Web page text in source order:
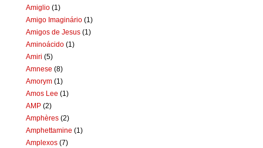
Amiglio (1)
Amigo Imaginário (1)
Amigos de Jesus (1)
Aminoácido (1)
Amiri (5)
Amnese (8)
Amorym (1)
Amos Lee (1)
AMP (2)
Amphères (2)
Amphettamine (1)
Amplexos (7)